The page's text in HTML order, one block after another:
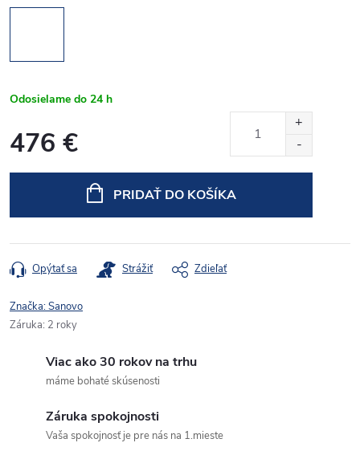
Odosielame do 24 h
476 €
PRIDAŤ DO KOŠÍKA
Opýtať sa Strážiť Zdieľať
Značka:Sanovo
Záruka: 2 roky
Viac ako 30 rokov na trhu
máme bohaté skúsenosti
Záruka spokojnosti
Vaša spokojnosť je pre nás na 1.mieste